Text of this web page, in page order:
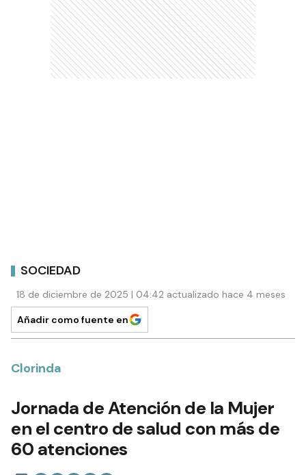
SOCIEDAD
18 de diciembre de 2025 | 04:42 actualizado hace 4 meses
Añadir como fuente en
Clorinda
Jornada de Atención de la Mujer
en el centro de salud con más de
60 atenciones